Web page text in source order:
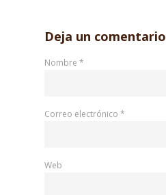
Deja un comentario
Nombre *
Correo electrónico *
Web